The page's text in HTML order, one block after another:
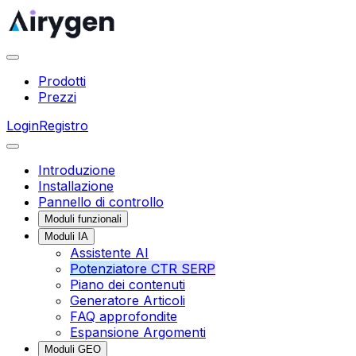
Prodotti
Prezzi
LoginRegistro
Introduzione
Installazione
Pannello di controllo
Moduli funzionali
Moduli IA
Assistente AI
Potenziatore CTR SERP
Piano dei contenuti
Generatore Articoli
FAQ approfondite
Espansione Argomenti
Moduli GEO